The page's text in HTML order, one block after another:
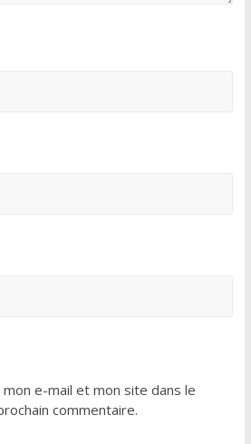
e-mail et mon site dans le
commentaire.